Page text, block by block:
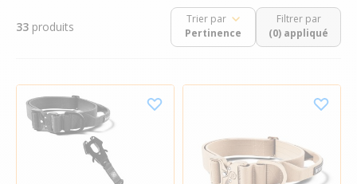
33 produits
Trier par
Filtrer par
(0) appliqué